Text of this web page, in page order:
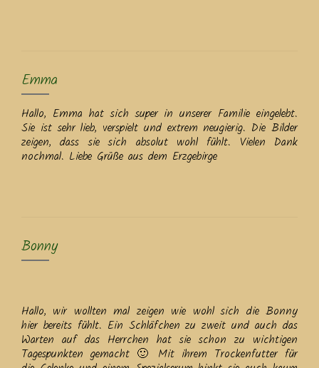
Emma
Hallo, Emma hat sich super in unserer Familie eingelebt.
Sie ist sehr lieb, verspielt und extrem neugierig. Die Bilder
zeigen, dass sie sich absolut wohl fühlt. Vielen Dank
nochmal. Liebe Grüße aus dem Erzgebirge
Bonny
Hallo, wir wollten mal zeigen wie wohl sich die Bonny
hier bereits fühlt. Ein Schläfchen zu zweit und auch das
Warten auf das Herrchen hat sie schon zu wichtigen
Tagespunkten gemacht 🙂 Mit ihrem Trockenfutter für